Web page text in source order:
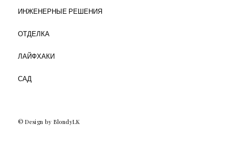
ИНЖЕНЕРНЫЕ РЕШЕНИЯ
ОТДЕЛКА
ЛАЙФХАКИ
САД
© Design by BlondyLK